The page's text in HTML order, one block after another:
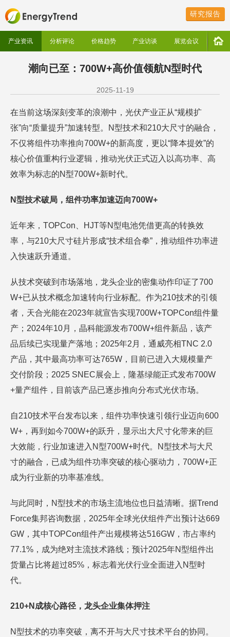
研究报告
产业资讯 分析评论 价格趋势 产业访谈 展览会议
潮向已至：700W+高价值领航N型时代
2025-11-19
在当前这场深刻变革的浪潮中，光伏产业正从“规模扩
张”向“质量提升”加速转型。N型技术和210大尺寸的融合，
不仅将组件功率推向700W+的新高度，更以“降本提效”的
核心价值重构行业逻辑，推动光伏正式迈入以高功率、高
效率为标志的N型700W+新时代。
N型技术破局，组件功率加速迈向700W+
近年来，TOPCon、HJT等N型电池凭借更高的转换效
率，与210大尺寸硅片形成“技术组合拳”，推动组件功率进
入快速跃升通道。
从技术突破到市场落地，龙头企业的密集动作印证了700
W+已从技术概念加速转向行业标配。作为210技术的引领
者，天合光能在2023年就宣告实现700W+TOPCon组件量
产；2024年10月，晶科能源发布700W+组件新品，该产
品后续已实现量产落地；2025年2月，通威亮相TNC 2.0
产品，其中最高功率可达765W，目前已进入大规模量产
交付阶段；2025 SNEC展会上，隆基绿能正式发布700W
+量产组件，目前该产品已逐步推向分布式光伏市场。
自210技术平台发布以来，组件功率快速引领行业迈向600
W+，再到如今700W+的跃升，显示出大尺寸化带来的巨
大效能，行业加速进入N型700W+时代。N型技术与大尺
寸的融合，已成为组件功率突破的核心驱动力，700W+正
成为行业新的功率基准线。
与此同时，N型技术的市场主流地位也日益清晰。据Trend
Force集邦咨询数据，2025年全球光伏组件产出预计达669
GW，其中TOPCon组件产出规模将达516GW，市占率约
77.1%，成为绝对主流技术路线；预计2025年N型组件出
货量占比将超过85%，标志着光伏行业全面进入N型时
代。
210+N成核心路径，龙头企业集体押注
N型技术的功率突破，离不开与大尺寸技术平台的协同。